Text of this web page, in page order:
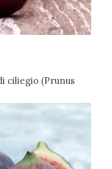
ciliegio (Prunus